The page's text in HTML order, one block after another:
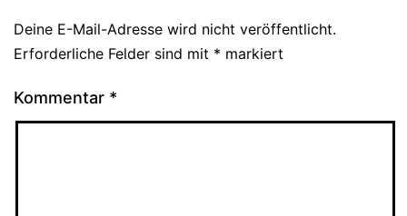
Deine E-Mail-Adresse wird nicht veröffentlicht.
Erforderliche Felder sind mit * markiert
Kommentar *